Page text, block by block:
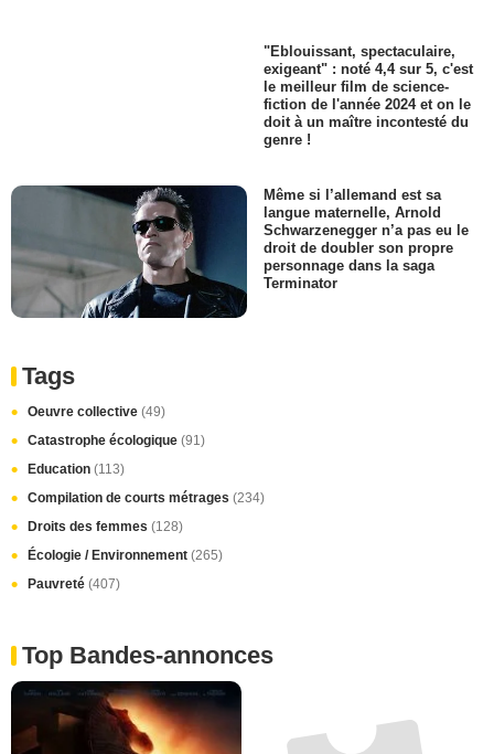
"Eblouissant, spectaculaire,
exigeant" : noté 4,4 sur 5, c'est
le meilleur film de science-
fiction de l'année 2024 et on le
doit à un maître incontesté du
genre !
Même si l’allemand est sa
langue maternelle, Arnold
Schwarzenegger n’a pas eu le
droit de doubler son propre
personnage dans la saga
Terminator
Tags
Oeuvre collective (49)
Catastrophe écologique (91)
Education (113)
Compilation de courts métrages (234)
Droits des femmes (128)
Écologie / Environnement (265)
Pauvreté (407)
Top Bandes-annonces